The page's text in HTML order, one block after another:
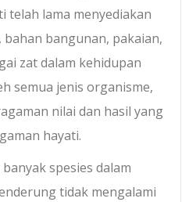
telah lama menyediakan
bangunan, pakaian,
zat dalam kehidupan
semua jenis organisme,
nilai dan hasil yang
hayati.
spesies dalam
tidak mengalami